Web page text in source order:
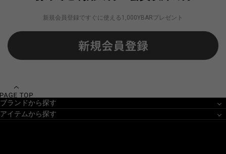
新規会員登録ですぐに使える1,000YBARプレゼント
ブランドから探す
アイテムから探す